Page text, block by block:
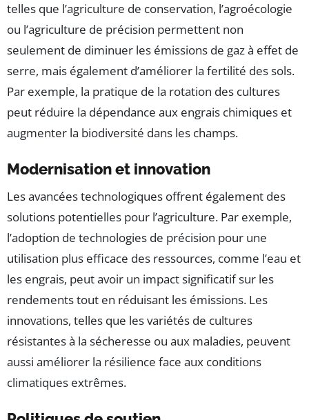
telles que l’agriculture de conservation, l’agroécologie
ou l’agriculture de précision permettent non
seulement de diminuer les émissions de gaz à effet de
serre, mais également d’améliorer la fertilité des sols.
Par exemple, la pratique de la rotation des cultures
peut réduire la dépendance aux engrais chimiques et
augmenter la biodiversité dans les champs.
Modernisation et innovation
Les avancées technologiques offrent également des
solutions potentielles pour l’agriculture. Par exemple,
l’adoption de technologies de précision pour une
utilisation plus efficace des ressources, comme l’eau et
les engrais, peut avoir un impact significatif sur les
rendements tout en réduisant les émissions. Les
innovations, telles que les variétés de cultures
résistantes à la sécheresse ou aux maladies, peuvent
aussi améliorer la résilience face aux conditions
climatiques extrêmes.